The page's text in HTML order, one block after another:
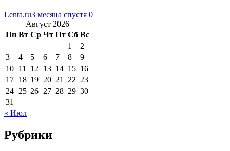
Lenta.ru3 месяца спустя 0
Август 2026
Пн Вт Ср Чт Пт Сб Вс
1
2
3
4 5 6 7 8
9
10 11 12 13 14 15 16
17 18 19 20 21 22 23
24 25 26 27 28 29 30
31
« Июл
Рубрики